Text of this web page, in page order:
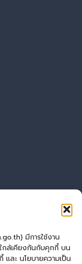
มีการใช้งาน
กล้เคียงกันกับคุกกี้ บน
และ นโยบายความเป็น